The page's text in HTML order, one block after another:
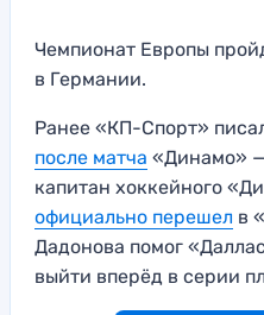
Чемпионат Европы
в Германии.
Ранее «КП-Спорт»
после матча «Динамо»
капитан хоккейного
официально перешел в
Дадонова помог
выйти вперёд в серии